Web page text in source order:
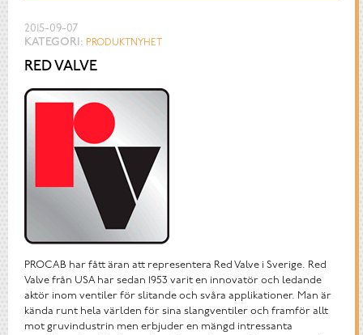
RED VALVE
PROCAB har fått äran att representera Red Valve i Sverige. Red
Valve från USA har sedan 1953 varit en innovatör och ledande
aktör inom ventiler för slitande och svåra applikationer. Man är
kända runt hela världen för sina slangventiler och framför allt
mot gruvindustrin men erbjuder en mängd intressanta
2015-09-07
KATEGORI: PRODUKTNYHET